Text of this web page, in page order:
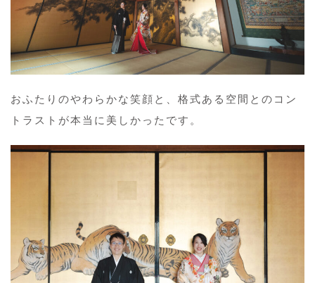
おふたりのやわらかな笑顔と、格式ある空間とのコン
トラストが本当に美しかったです。